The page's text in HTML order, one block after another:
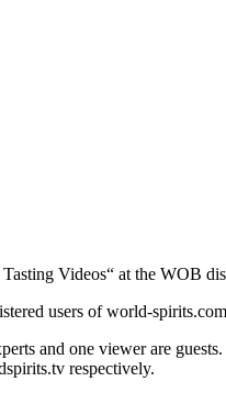
Videos“ at the WOB
users of world-
and one viewer are
respectively.